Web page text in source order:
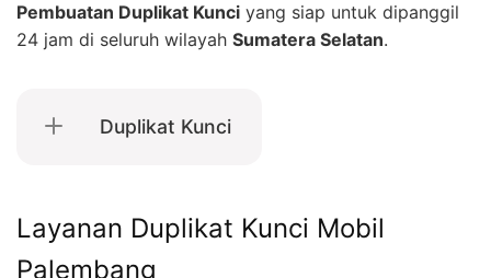
Pembuatan Duplikat Kunci yang siap untuk dipanggil
24 jam di seluruh wilayah Sumatera Selatan.
Duplikat Kunci
Layanan Duplikat Kunci Mobil
Palembang